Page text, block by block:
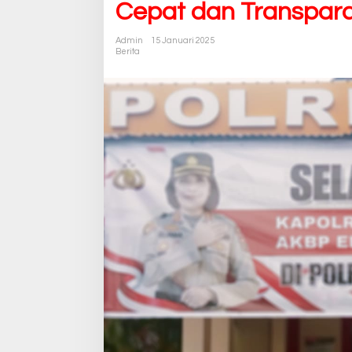
Cepat dan
Admin
15 Januari 2025
Berita